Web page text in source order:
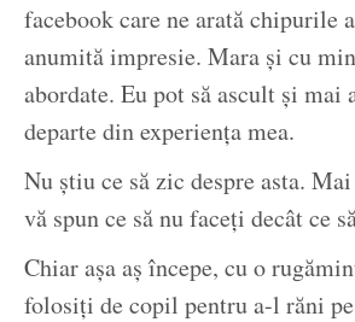
facebook care ne arată chipurile
anumită impresie. Mara și cu
abordate. Eu pot să ascult și mai
departe din experiența mea.
Nu știu ce să zic despre asta.
vă spun ce să nu faceți decât ce
Chiar așa aș începe, cu o
folosiți de copil pentru a-l răni